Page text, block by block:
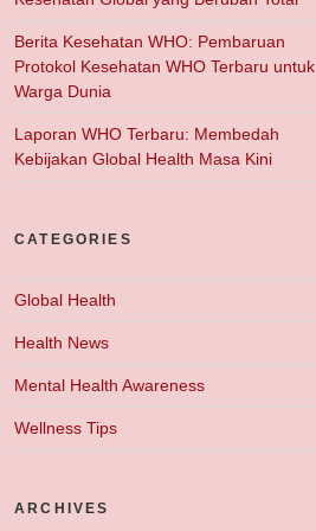
Berita Kesehatan WHO: Pembaruan
Protokol Kesehatan WHO Terbaru untuk
Warga Dunia
Laporan WHO Terbaru: Membedah
Kebijakan Global Health Masa Kini
CATEGORIES
Global Health
Health News
Mental Health Awareness
Wellness Tips
ARCHIVES